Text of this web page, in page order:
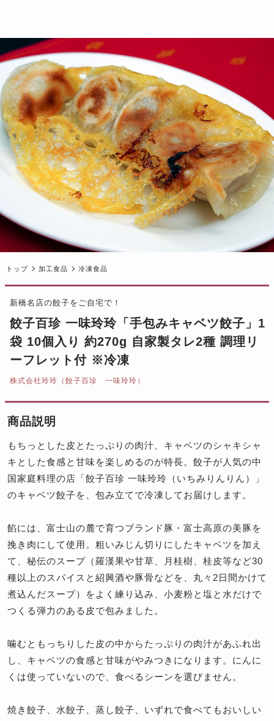
トップ 加工食品 冷凍食品
新橋名店の餃子をご自宅で！
餃子百珍 一味玲玲「手包みキャベツ餃子」1
袋 10個入り 約270g 自家製タレ2種 調理リ
ーフレット付 ※冷凍
株式会社玲玲（餃子百珍 一味玲玲）
商品説明
もちっとした皮とたっぷりの肉汁、キャベツのシャキシャ
キとした食感と甘味を楽しめるのが特長。餃子が人気の中
国家庭料理の店「餃子百珍 一味玲玲（いちみりんりん）」
のキャベツ餃子を、包み立てで冷凍してお届けします。
餡には、富士山の麓で育つブランド豚・富士高原の美豚を
挽き肉にして使用。粗いみじん切りにしたキャベツを加え
て、秘伝のスープ（羅漢果や甘草、月桂樹、桂皮等など30
種以上のスパイスと紹興酒や豚骨などを、丸々2日間かけて
煮込んだスープ）をよく練り込み、小麦粉と塩と水だけで
つくる弾力のある皮で包みました。
噛むともっちりした皮の中からたっぷりの肉汁があふれ出
し、キャベツの食感と甘味がやみつきになります。にんに
くは使っていないので、食べるシーンを選びません。
焼き餃子、水餃子、蒸し餃子、いずれで食べてもおいしい